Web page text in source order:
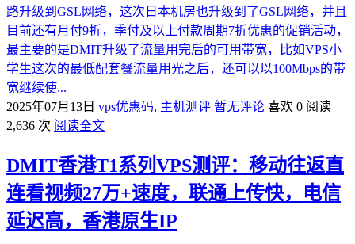
路升级到GSL网络，这次日本机房也升级到了GSL网络，并且
目前还有月付9折，季付及以上付款周期7折优惠的促销活动，
最主要的是DMIT升级了流量用完后的可用带宽，比如VPS小
学生这次的最低配套餐流量用光之后，还可以以100Mbps的带
宽继续使...
2025年07月13日 vps优惠码, 主机测评 暂无评论 喜欢 0 阅读
2,636 次 阅读全文
DMIT香港T1系列VPS测评：移动往返直
连看视频27万+速度，联通上传快，电信
延迟高，香港原生IP